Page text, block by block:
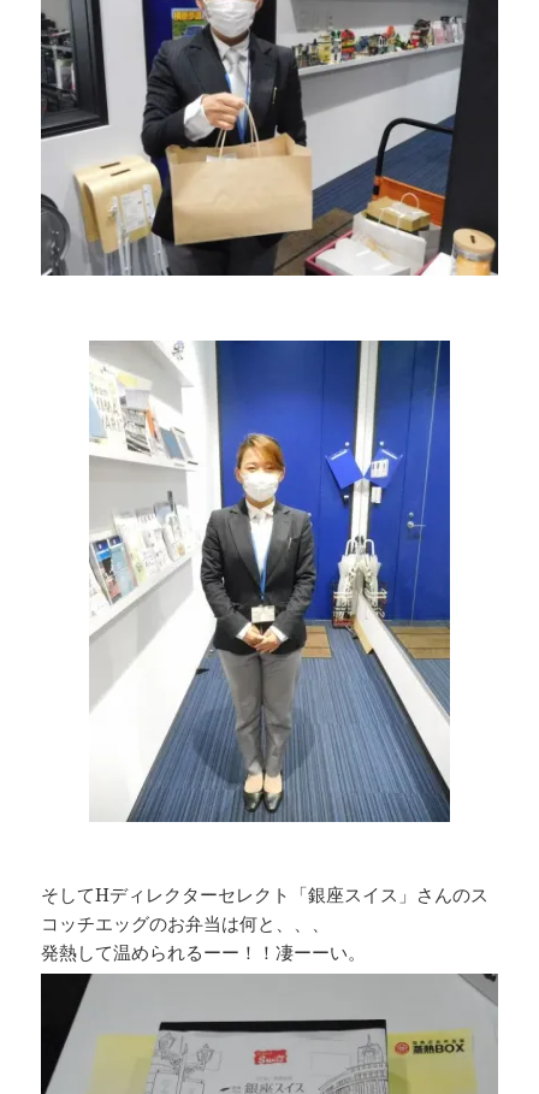
そしてHディレクターセレクト「銀座スイス」さんのス
コッチエッグのお弁当は何と、、、
発熱して温められるーー！！凄ーーい。